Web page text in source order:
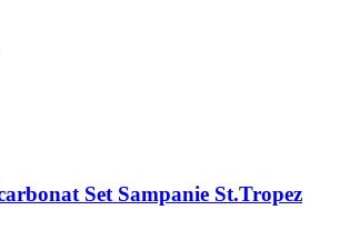
Set Sampanie St.Tropez